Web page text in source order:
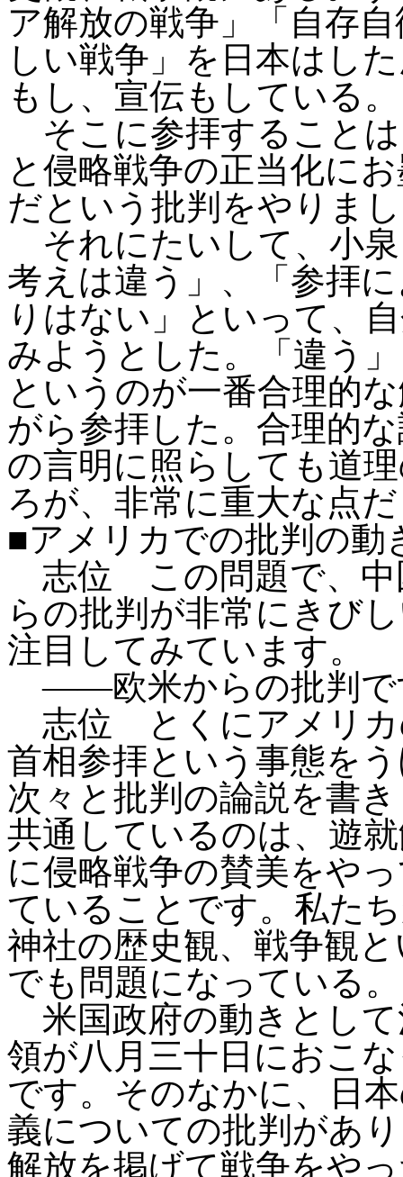
ア解放の戦争」「自存
しい戦争」を日本はし
もし、宣伝もしている。
そこに参拝すること
と侵略戦争の正当化に
だという批判をやりま
それにたいして、小
考えは違う」、「参拝
りはない」といって、
みようとした。「違う
というのが一番合理的
がら参拝した。合理的
の言明に照らしても道
ろが、非常に重大な点
■アメリカでの批判の動
志位 この問題で、中
らの批判が非常にきび
注目してみています。
――欧米からの批判で
志位 とくにアメリカ
首相参拝という事態を
次々と批判の論説を書
共通しているのは、遊
に侵略戦争の賛美をや
ていることです。私た
神社の歴史観、戦争観
でも問題になっている。
米国政府の動きとし
領が八月三十日におこ
です。そのなかに、日
義についての批判があ
解放を掲げて戦争をや